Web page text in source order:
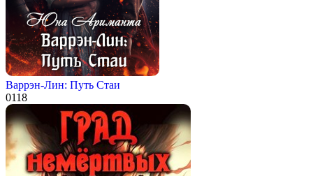
Варрэн-Лин: Путь Стаи
0118